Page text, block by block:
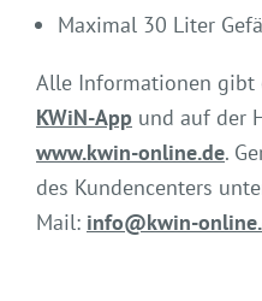
Maximal 30 Liter
Alle Informationen gibt
KWiN-App und auf der
www.kwin-online.de.
des Kundencenters
Mail: info@kwin-